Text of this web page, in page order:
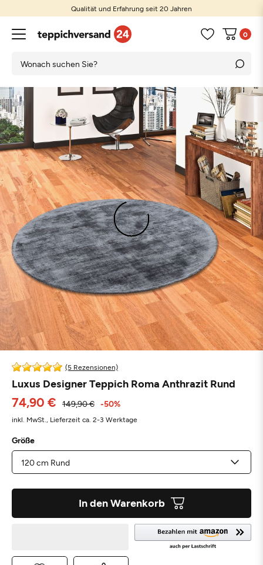
Qualität und Erfahrung seit 20 Jahren
0
(5 Rezensionen)
Luxus Designer Teppich Roma Anthrazit Rund
74,90 € 149,90 € -50%
inkl. MwSt., Lieferzeit ca. 2-3 Werktage
Größe
In den Warenkorb